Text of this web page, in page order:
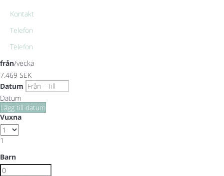
Kontakt
Telefon
Telefon
från/vecka
7.469 SEK
Datum
Datum
Lägg till datum
Vuxna
1
Barn